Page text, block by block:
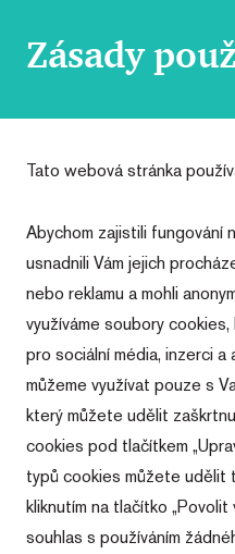
Zásady
Tato webová stránka
Abychom zajistili fungování
usnadnili Vám jejich
nebo reklamu a mohli
využíváme soubory
pro sociální média, inzerci
můžeme využívat pouze s
který můžete udělit
cookies pod tlačítkem
typů cookies můžete udělit
kliknutím na tlačítko
souhlas s používáním